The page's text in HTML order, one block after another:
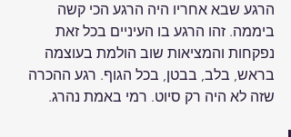
הרגע שבא אחריו היה הרגע הכי קשה
ביממה. זהו הרגע בו העיניים בכל זאת
נפקחות והמציאות שוב הולמת בעוצמה
בראש, בלב, בבטן, בכל הגוף. רגע ההכרה
שזה לא היה רק סיוט. רמי באמת נהרג.